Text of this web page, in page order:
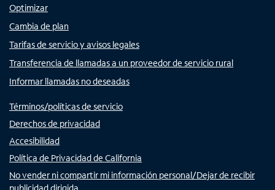
Optimizar
Cambia de plan
Tarifas de servicio y avisos legales
Transferencia de llamadas a un proveedor de servicio rural
Informar llamadas no deseadas
Términos/políticas de servicio
Derechos de privacidad
Accesibilidad
Política de Privacidad de California
No vender ni compartir mi información personal/Dejar de recibir